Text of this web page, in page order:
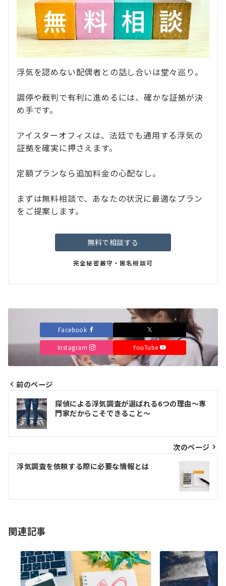
浮気を認めない配偶者との話し合いは堂々巡り。
調停や裁判で有利に進めるには、確かな証拠が決
め手です。
アイスターオフィスは、法廷でも通用する浮気の
証拠を確実に押さえます。
定額プランなら追加料金の心配なし。
まずは無料相談で、あなたの状況に最適なプラン
をご提案します。
無料で相談する
完全秘密厳守・匿名相談可
Facebook
Instagram YouTube
投
稿
ナ
ビ
ゲ
シ
ン
前のページ
探偵による浮気調査が選ばれる6つの理由～専
門家だからこそできること～
次のページ
浮気調査を依頼する際に必要な情報とは
関連記事